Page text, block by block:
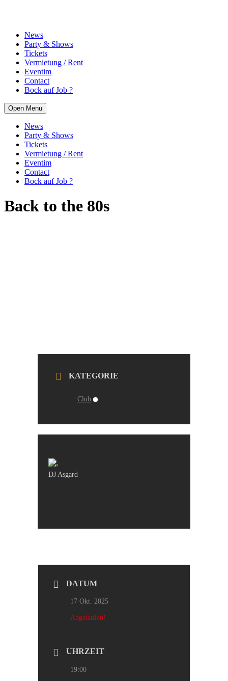
News
Party & Shows
Tickets
Vermietung / Rent
Eventim
Contact
Bock auf Job ?
Open Menu
News
Party & Shows
Tickets
Vermietung / Rent
Eventim
Contact
Bock auf Job ?
Back to the 80s
KATEGORIE
Club
DJ Asgard
DATUM
17 Okt. 2025
Abgelaufen!
UHRZEIT
19:00